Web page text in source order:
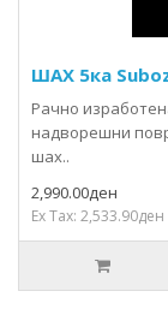
ШАХ 5ка
Рачно
надворешни
шах..
2,990.00ден
Ex Tax: 2,533.90ден